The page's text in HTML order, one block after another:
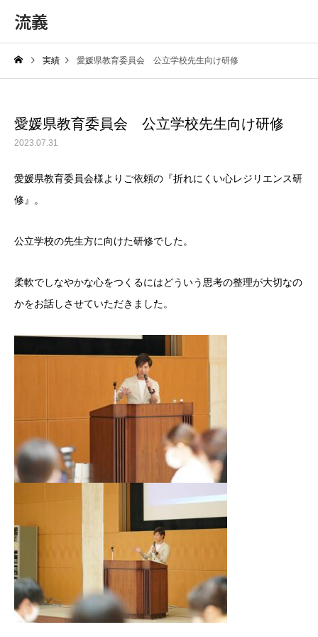
流義
実績 愛媛県教育委員会 公立学校先生向け研修
愛媛県教育委員会 公立学校先生向け研修
2023.07.31
愛媛県教育委員会様よりご依頼の『折れにくい心レジリエンス研
修』。
公立学校の先生方に向けた研修でした。
柔軟でしなやかな心をつくるにはどういう思考の整理が大切なの
かをお話しさせていただきました。